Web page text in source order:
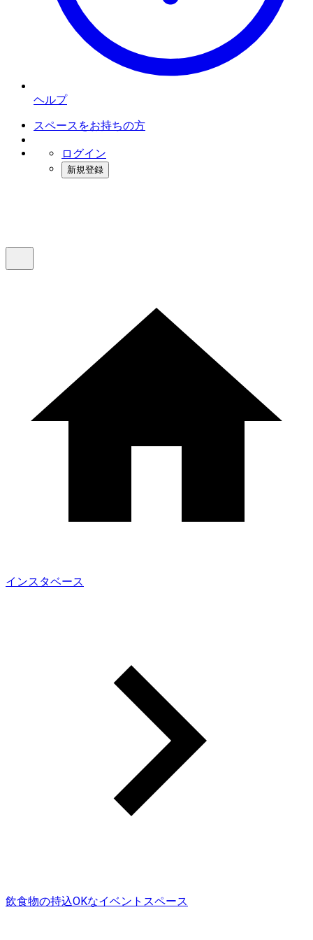
ヘルプ
スペースをお持ちの方
ログイン
新規登録
インスタベース
飲食物の持込OKなイベントスペース